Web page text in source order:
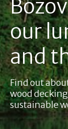
our
and
Find out
wood
sustainable